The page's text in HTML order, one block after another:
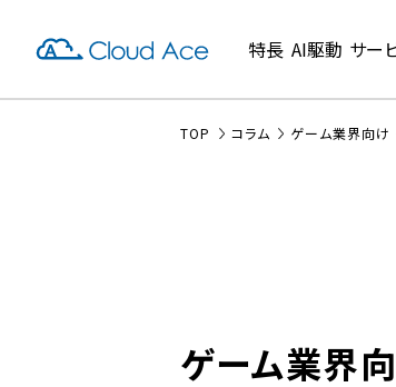
特長 AI駆動 サー
TOP コラム ゲーム業界向
ゲーム業界